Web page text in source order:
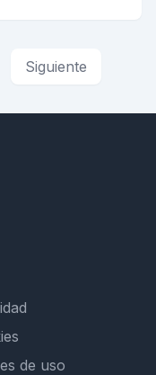
Siguiente
de uso